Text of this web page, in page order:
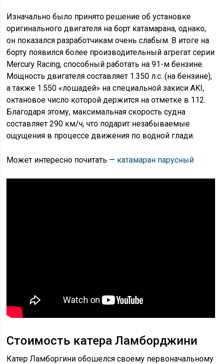
Изначально было принято решение об установке
оригинального двигателя на борт катамарана, однако,
он показался разработчикам очень слабым. В итоге на
борту появился более производительный агрегат серии
Mercury Racing, способный работать на 91-м бензине.
Мощность двигателя составляет 1.350 л.с. (на бензине),
а также 1.550 «лошадей» на специальной закиси AKI,
октановое число которой держится на отметке в 112.
Благодаря этому, максимальная скорость судна
составляет 290 км/ч, что подарит незабываемые
ощущения в процессе движения по водной глади.
Может интересно почитать — катамаран парусный
Стоимость катера Ламборджини
Катер Ламборгини обошелся своему первоначальному